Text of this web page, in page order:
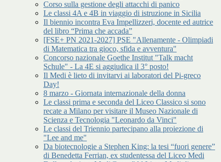
Corso sulla gestione degli attacchi di panico
Le classi 4A e 4B in viaggio di istruzione in Sicilia
Il biennio incontra Eva Impellizzeri, docente ed autrice
del libro “Prima che accada”
[FSE+ PN 2021-2027] PSE "Allenamente - Olimpiadi
di Matematica tra gioco, sfida e avventura"
Concorso nazionale Goethe Institut "Talk macht
Schule" - La 4E si aggiudica il 3° posto!
Il Medi è lieto di invitarvi ai laboratori del Pi-greco
Day!
8 marzo - Giornata internazionale della donna
Le classi prima e seconda del Liceo Classico si sono
recate a Milano per visitare il Museo Nazionale di
Scienza e Tecnologia "Leonardo da Vinci"
Le classi del Triennio partecipano alla proiezione di
"Lee and me"
Da biotecnologie a Stephen King: la tesi “fuori genere”
di Benedetta Ferrian, ex studentessa del Liceo Medi